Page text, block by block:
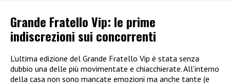
Grande Fratello Vip: le prime
indiscrezioni sui concorrenti
L’ultima edizione del Grande Fratello Vip è stata senza
dubbio una delle più movimentate e chiacchierate. All’interno
della casa non sono mancate emozioni ma anche tante (e